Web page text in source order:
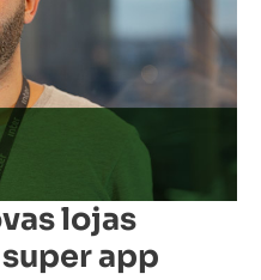
lojas
app